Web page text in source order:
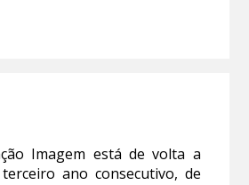
Imagem está de volta a
ano consecutivo, de